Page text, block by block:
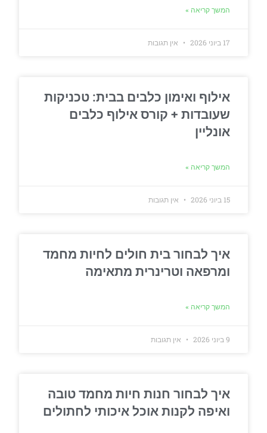
המשך קריאה »
17 ביוני 2026 אין תגובות
אילוף ואימון כלבים בבית: טכניקות
שעובדות + קורס אילוף כלבים
אונליין
המשך קריאה »
15 ביוני 2026 אין תגובות
איך לבחור בית חולים לחיות מחמד
ומרפאה וטרינרית מתאימה
המשך קריאה »
9 ביוני 2026 אין תגובות
איך לבחור חנות חיות מחמד טובה
ואיפה לקנות אוכל איכותי לחתולים